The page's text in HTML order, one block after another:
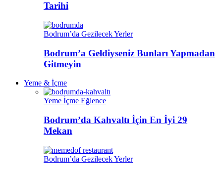
Tarihi
Bodrum’da Gezilecek Yerler
Bodrum’a Geldiyseniz Bunları Yapmadan
Gitmeyin
Yeme & İçme
Yeme İçme Eğlence
Bodrum’da Kahvaltı İçin En İyi 29
Mekan
Bodrum’da Gezilecek Yerler